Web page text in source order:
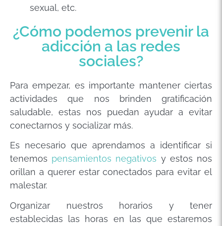
sexual, etc.
¿Cómo podemos prevenir la
adicción a las redes
sociales?
Para empezar, es importante mantener ciertas
actividades que nos brinden gratificación
saludable, estas nos puedan ayudar a evitar
conectarnos y socializar más.
Es necesario que aprendamos a identificar si
tenemos pensamientos negativos y estos nos
orillan a querer estar conectados para evitar el
malestar.
Organizar nuestros horarios y tener
establecidas las horas en las que estaremos